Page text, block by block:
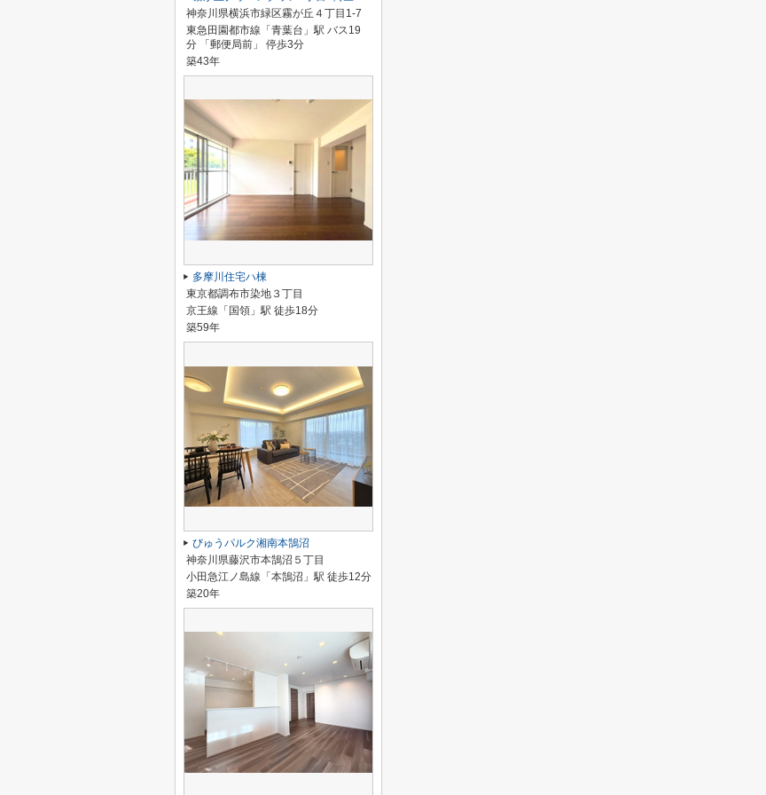
神奈川県横浜市緑区霧が丘４丁目1-7
東急田園都市線「青葉台」駅 バス19
分 「郵便局前」 停歩3分
築43年
多摩川住宅ハ棟
東京都調布市染地３丁目
京王線「国領」駅 徒歩18分
築59年
びゅうパルク湘南本鵠沼
神奈川県藤沢市本鵠沼５丁目
小田急江ノ島線「本鵠沼」駅 徒歩12分
築20年